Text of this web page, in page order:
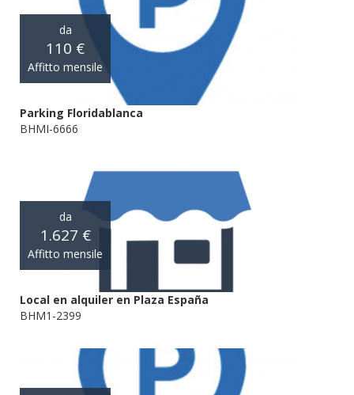
da
110 €
Affitto mensile
Parking Floridablanca
BHMI-6666
da
1.627 €
Affitto mensile
Local en alquiler en Plaza España
BHM1-2399